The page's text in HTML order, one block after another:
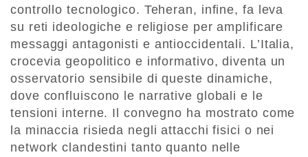
controllo tecnologico. Teheran, infine, fa leva
su reti ideologiche e religiose per amplificare
messaggi antagonisti e antioccidentali. L’Italia,
crocevia geopolitico e informativo, diventa un
osservatorio sensibile di queste dinamiche,
dove confluiscono le narrative globali e le
tensioni interne. Il convegno ha mostrato come
la minaccia risieda negli attacchi fisici o nei
network clandestini tanto quanto nelle